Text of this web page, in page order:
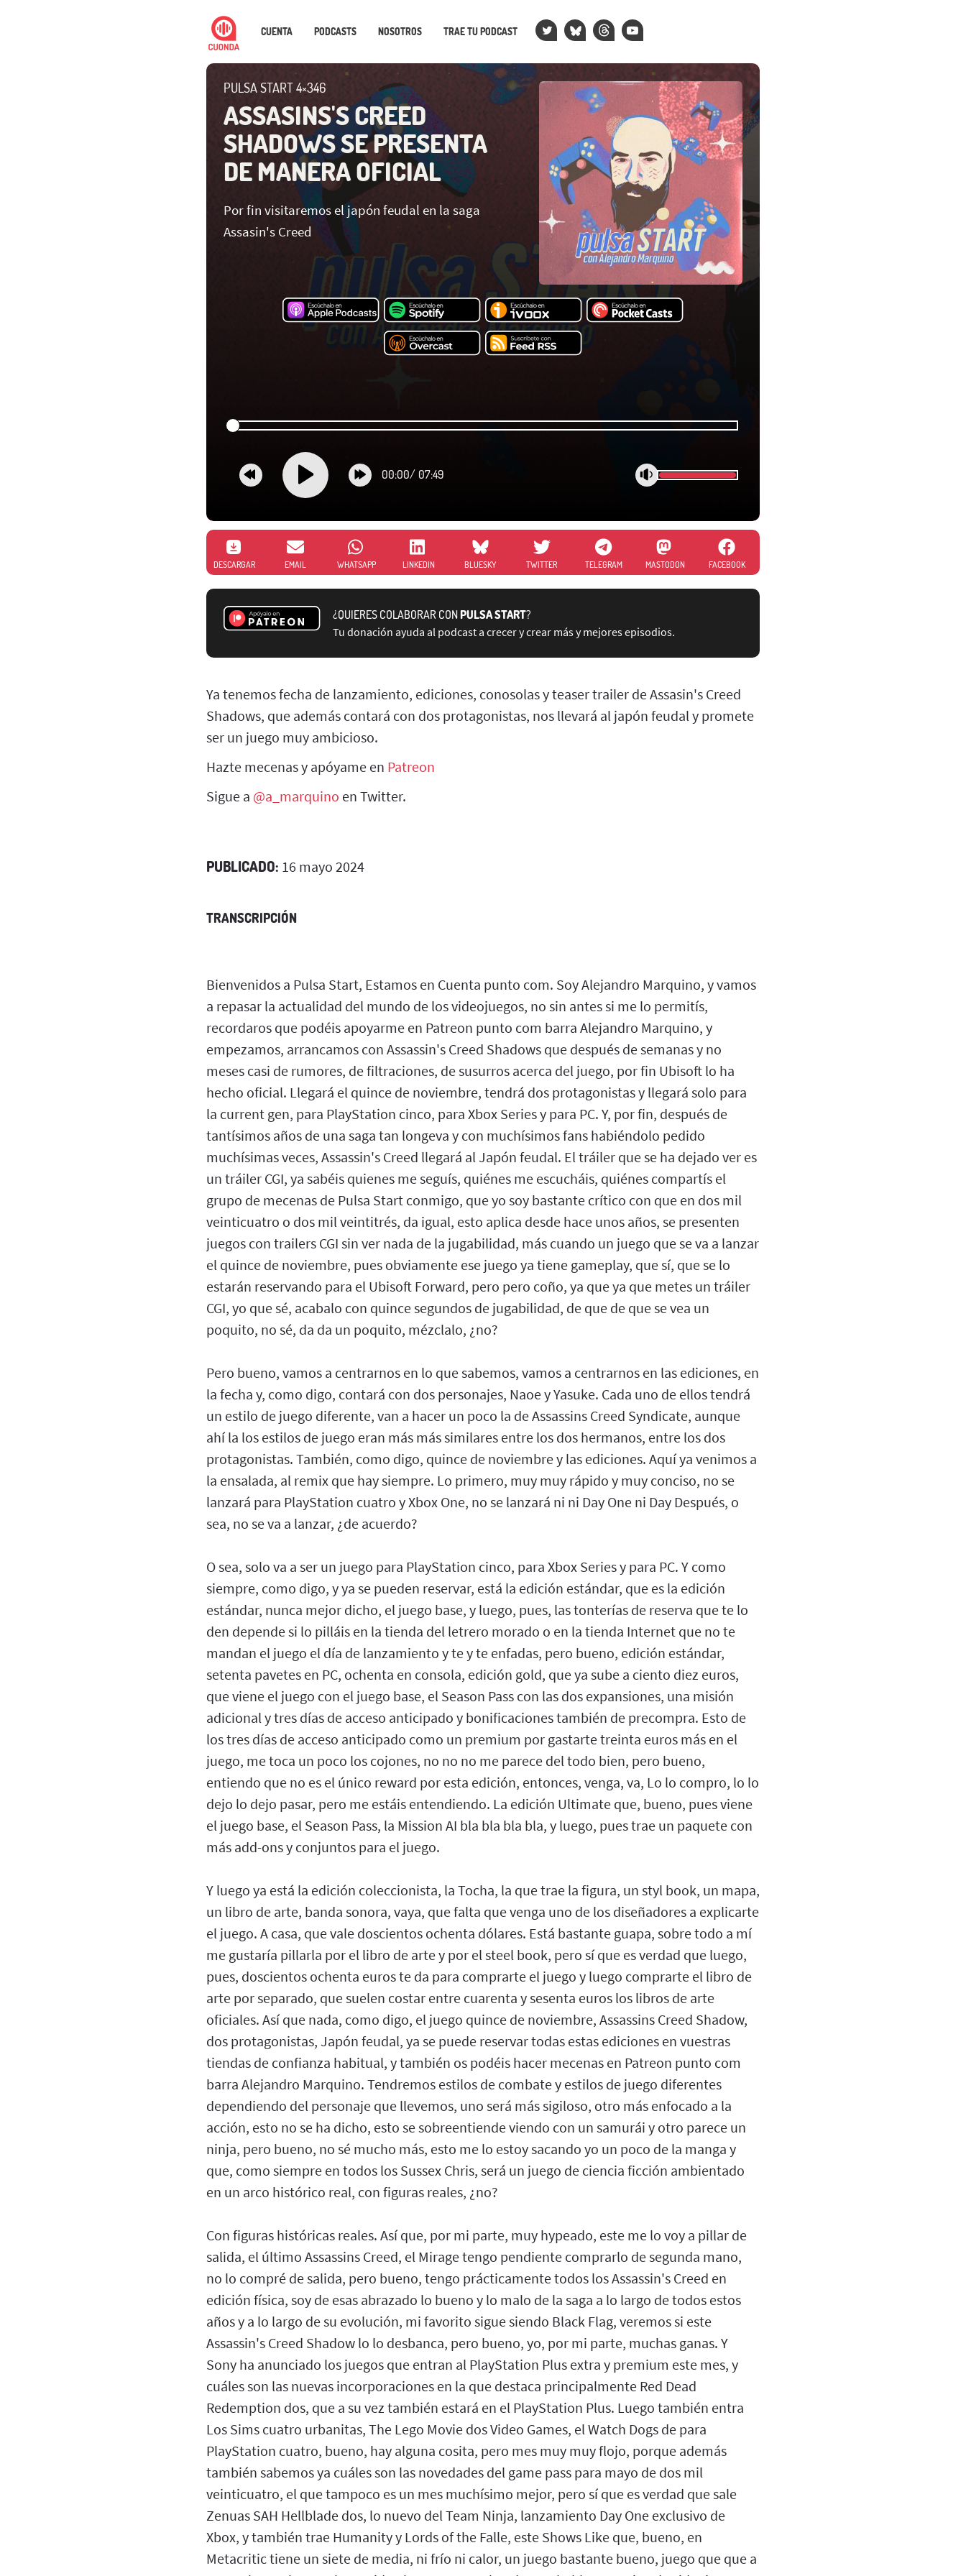
CUENTA PODCASTS NOSOTROS TRAE TU PODCAST
PULSA START 4×346
ASSASINS'S CREED
SHADOWS SE PRESENTA
DE MANERA OFICIAL
Por fin visitaremos el japón feudal en la saga
Assasin's Creed
00:00/ 07:49
DESCARGAR EMAIL WHATSAPP LINKEDIN BLUESKY TWITTER TELEGRAM MASTODON FACEBOOK
¿QUIERES COLABORAR CONPULSA START?
Tu donación ayuda al podcast a crecer y crear más y mejores episodios.
Ya tenemos fecha de lanzamiento, ediciones, conosolas y teaser trailer de Assasin's Creed
Shadows, que además contará con dos protagonistas, nos llevará al japón feudal y promete
ser un juego muy ambicioso.
Hazte mecenas y apóyame en Patreon
Sigue a @a_marquino en Twitter.
PUBLICADO: 16 mayo 2024
TRANSCRIPCIÓN
Bienvenidos a Pulsa Start, Estamos en Cuenta punto com. Soy Alejandro Marquino, y vamos
a repasar la actualidad del mundo de los videojuegos, no sin antes si me lo permitís,
recordaros que podéis apoyarme en Patreon punto com barra Alejandro Marquino, y
empezamos, arrancamos con Assassin's Creed Shadows que después de semanas y no
meses casi de rumores, de filtraciones, de susurros acerca del juego, por fin Ubisoft lo ha
hecho oficial. Llegará el quince de noviembre, tendrá dos protagonistas y llegará solo para
la current gen, para PlayStation cinco, para Xbox Series y para PC. Y, por fin, después de
tantísimos años de una saga tan longeva y con muchísimos fans habiéndolo pedido
muchísimas veces, Assassin's Creed llegará al Japón feudal. El tráiler que se ha dejado ver es
un tráiler CGI, ya sabéis quienes me seguís, quiénes me escucháis, quiénes compartís el
grupo de mecenas de Pulsa Start conmigo, que yo soy bastante crítico con que en dos mil
veinticuatro o dos mil veintitrés, da igual, esto aplica desde hace unos años, se presenten
juegos con trailers CGI sin ver nada de la jugabilidad, más cuando un juego que se va a lanzar
el quince de noviembre, pues obviamente ese juego ya tiene gameplay, que sí, que se lo
estarán reservando para el Ubisoft Forward, pero pero coño, ya que ya que metes un tráiler
CGI, yo que sé, acabalo con quince segundos de jugabilidad, de que de que se vea un
poquito, no sé, da da un poquito, mézclalo, ¿no?
Pero bueno, vamos a centrarnos en lo que sabemos, vamos a centrarnos en las ediciones, en
la fecha y, como digo, contará con dos personajes, Naoe y Yasuke. Cada uno de ellos tendrá
un estilo de juego diferente, van a hacer un poco la de Assassins Creed Syndicate, aunque
ahí la los estilos de juego eran más más similares entre los dos hermanos, entre los dos
protagonistas. También, como digo, quince de noviembre y las ediciones. Aquí ya venimos a
la ensalada, al remix que hay siempre. Lo primero, muy muy rápido y muy conciso, no se
lanzará para PlayStation cuatro y Xbox One, no se lanzará ni ni Day One ni Day Después, o
sea, no se va a lanzar, ¿de acuerdo?
O sea, solo va a ser un juego para PlayStation cinco, para Xbox Series y para PC. Y como
siempre, como digo, y ya se pueden reservar, está la edición estándar, que es la edición
estándar, nunca mejor dicho, el juego base, y luego, pues, las tonterías de reserva que te lo
den depende si lo pilláis en la tienda del letrero morado o en la tienda Internet que no te
mandan el juego el día de lanzamiento y te y te enfadas, pero bueno, edición estándar,
setenta pavetes en PC, ochenta en consola, edición gold, que ya sube a ciento diez euros,
que viene el juego con el juego base, el Season Pass con las dos expansiones, una misión
adicional y tres días de acceso anticipado y bonificaciones también de precompra. Esto de
los tres días de acceso anticipado como un premium por gastarte treinta euros más en el
juego, me toca un poco los cojones, no no no me parece del todo bien, pero bueno,
entiendo que no es el único reward por esta edición, entonces, venga, va, Lo lo compro, lo lo
dejo lo dejo pasar, pero me estáis entendiendo. La edición Ultimate que, bueno, pues viene
el juego base, el Season Pass, la Mission AI bla bla bla bla, y luego, pues trae un paquete con
más add-ons y conjuntos para el juego.
Y luego ya está la edición coleccionista, la Tocha, la que trae la figura, un styl book, un mapa,
un libro de arte, banda sonora, vaya, que falta que venga uno de los diseñadores a explicarte
el juego. A casa, que vale doscientos ochenta dólares. Está bastante guapa, sobre todo a mí
me gustaría pillarla por el libro de arte y por el steel book, pero sí que es verdad que luego,
pues, doscientos ochenta euros te da para comprarte el juego y luego comprarte el libro de
arte por separado, que suelen costar entre cuarenta y sesenta euros los libros de arte
oficiales. Así que nada, como digo, el juego quince de noviembre, Assassins Creed Shadow,
dos protagonistas, Japón feudal, ya se puede reservar todas estas ediciones en vuestras
tiendas de confianza habitual, y también os podéis hacer mecenas en Patreon punto com
barra Alejandro Marquino. Tendremos estilos de combate y estilos de juego diferentes
dependiendo del personaje que llevemos, uno será más sigiloso, otro más enfocado a la
acción, esto no se ha dicho, esto se sobreentiende viendo con un samurái y otro parece un
ninja, pero bueno, no sé mucho más, esto me lo estoy sacando yo un poco de la manga y
que, como siempre en todos los Sussex Chris, será un juego de ciencia ficción ambientado
en un arco histórico real, con figuras reales, ¿no?
Con figuras históricas reales. Así que, por mi parte, muy hypeado, este me lo voy a pillar de
salida, el último Assassins Creed, el Mirage tengo pendiente comprarlo de segunda mano,
no lo compré de salida, pero bueno, tengo prácticamente todos los Assassin's Creed en
edición física, soy de esas abrazado lo bueno y lo malo de la saga a lo largo de todos estos
años y a lo largo de su evolución, mi favorito sigue siendo Black Flag, veremos si este
Assassin's Creed Shadow lo lo desbanca, pero bueno, yo, por mi parte, muchas ganas. Y
Sony ha anunciado los juegos que entran al PlayStation Plus extra y premium este mes, y
cuáles son las nuevas incorporaciones en la que destaca principalmente Red Dead
Redemption dos, que a su vez también estará en el PlayStation Plus. Luego también entra
Los Sims cuatro urbanitas, The Lego Movie dos Video Games, el Watch Dogs de para
PlayStation cuatro, bueno, hay alguna cosita, pero mes muy muy flojo, porque además
también sabemos ya cuáles son las novedades del game pass para mayo de dos mil
veinticuatro, el que tampoco es un mes muchísimo mejor, pero sí que es verdad que sale
Zenuas SAH Hellblade dos, lo nuevo del Team Ninja, lanzamiento Day One exclusivo de
Xbox, y también trae Humanity y Lords of the Falle, este Shows Like que, bueno, en
Metacritic tiene un siete de media, ni frío ni calor, un juego bastante bueno, juego que que a